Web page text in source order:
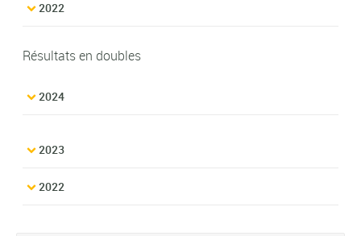
2022
Résultats en doubles
2024
2023
2022